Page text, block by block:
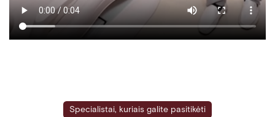
Specialistai, kuriais galite pasitikėti